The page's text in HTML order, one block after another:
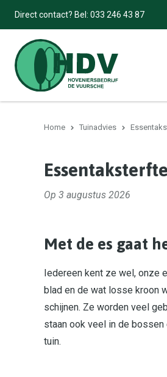
Direct contact? Bel: 033 246 43 87
Home Tuinadvies
Essentaksterfte
Op 3 augustus 2026
Met de es gaat
Iedereen kent ze wel, onze
blad en de wat losse kroon
schijnen. Ze worden veel
staan ook veel in de
tuin.